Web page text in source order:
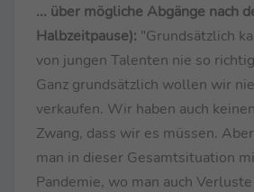
... über mögliche Abgänge nach
Halbzeitpause): "Grundsätzlich
von jungen Talenten nie so
Ganz grundsätzlich wollen wir
verkaufen. Wir haben auch
Zwang, dass wir es müssen.
man in dieser Gesamtsituation
Pandemie, wo man auch